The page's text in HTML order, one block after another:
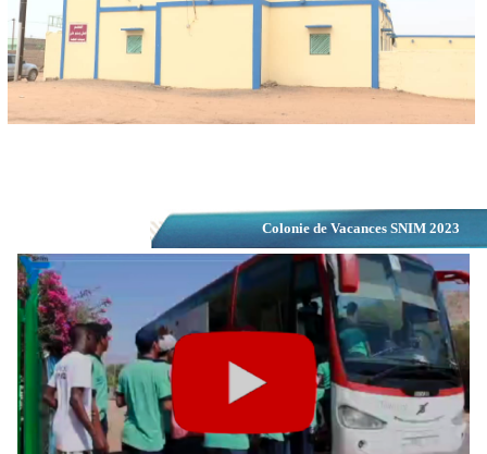
Colonie de Vacances SNIM 2023